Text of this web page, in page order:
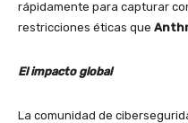
rápidamente para capturar
restricciones éticas que
El impacto global
La comunidad de